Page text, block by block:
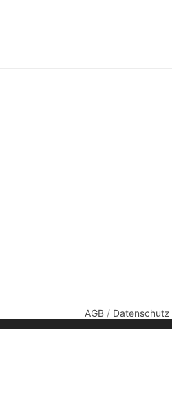
AGB/ Datenschutz